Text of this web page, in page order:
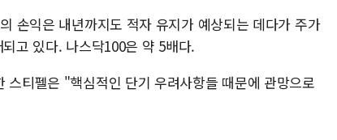
손익은 내년까지도 적자 유지가 예상되는 데다가 주가
고 있다. 나스닥100은 약 5배다.
티펠은 "핵심적인 단기 우려사항들 때문에 관망으로